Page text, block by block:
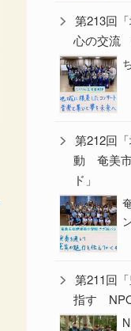
第213回
心の交流
第212回
動 奄美
ド」
第211回
指す NPO